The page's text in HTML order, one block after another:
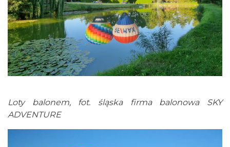
Loty balonem, fot. śląska firma balonowa SKY
ADVENTURE